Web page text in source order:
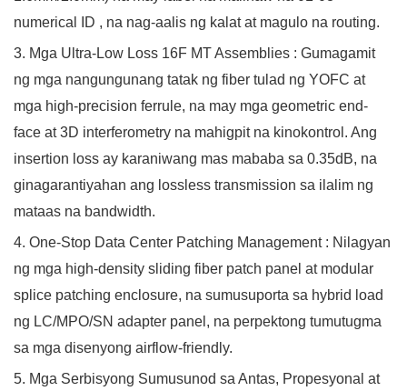
numerical ID , na nag-aalis ng kalat at magulo na routing.
3. Mga Ultra-Low Loss 16F MT Assemblies : Gumagamit
ng mga nangungunang tatak ng fiber tulad ng YOFC at
mga high-precision ferrule, na may mga geometric end-
face at 3D interferometry na mahigpit na kinokontrol. Ang
insertion loss ay karaniwang mas mababa sa 0.35dB, na
ginagarantiyahan ang lossless transmission sa ilalim ng
mataas na bandwidth.
4. One-Stop Data Center Patching Management: Nilagyan
ng mga high-density sliding fiber patch panel at modular
splice patching enclosure, na sumusuporta sa hybrid load
ng LC/MPO/SN adapter panel, na perpektong tumutugma
sa mga disenyong airflow-friendly.
5. Mga Serbisyong Sumusunod sa Antas, Propesyonal at